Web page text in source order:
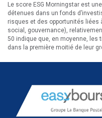
Le score ESG Morningstar est
détenues dans un fonds
risques et des opportunités liées
social, gouvernance),
50 indique que, en moyenne,
dans la première moitié de leur